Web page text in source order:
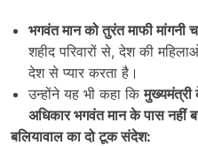
भगवंत मान को तुरंत माफी मांगनी
शहीद परिवारों से, देश की
देश से प्यार करता है।
उन्होंने यह भी कहा कि
अधिकार भगवंत मान के पास नहीं
बलियावाल का दो टूक संदेश: